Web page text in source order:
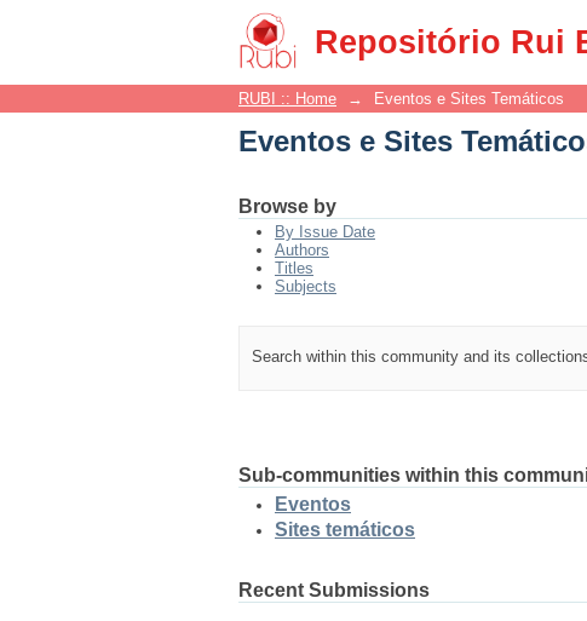
Repositório Rui
Eventos e Sites Temáticos
RUBI :: Home → Eventos e Sites Temáticos
Eventos e Sites
Browse by
By Issue Date
Authors
Titles
Subjects
Search within this community and its
Sub-communities within this
Eventos
Sites temáticos
Recent Submissions